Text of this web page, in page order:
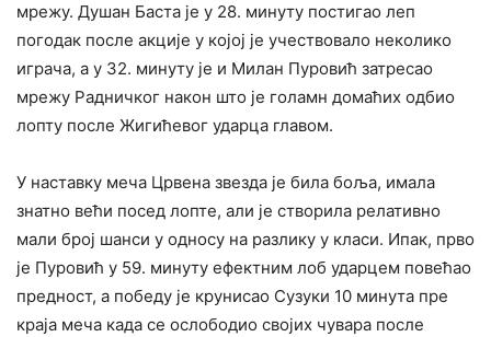
мрежу. Душан Баста је у 28. минуту постигао леп
погодак после акције у којој је учествовало неколико
играча, а у 32. минуту је и Милан Пуровић затресао
мрежу Радничког након што је голамн домаћих одбио
лопту после Жигићевог ударца главом.
У наставку меча Црвена звезда је била боља, имала
знатно већи посед лопте, али је створила релативно
мали број шанси у односу на разлику у класи. Ипак, прво
је Пуровић у 59. минуту ефектним лоб ударцем повећао
предност, а победу је крунисао Сузуки 10 минута пре
краја меча када се ослободио својих чувара после